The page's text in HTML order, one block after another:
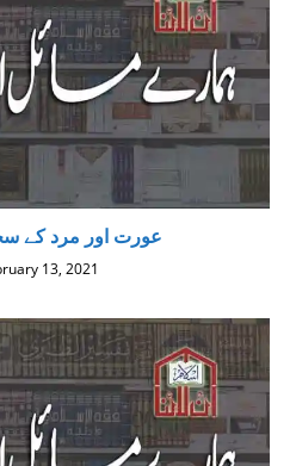
عورت اور مرد کے
13, 2021